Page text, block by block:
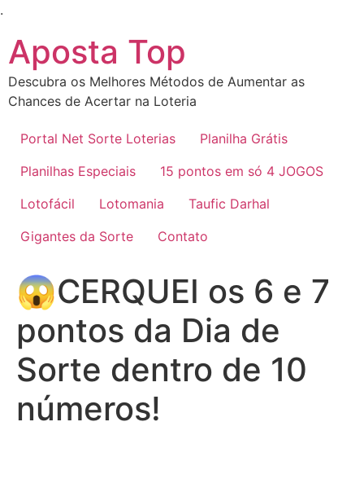
.
conteúdo
Aposta Top
Descubra os Melhores Métodos de Aumentar as
Chances de Acertar na Loteria
Portal Net Sorte Loterias
Planilha Grátis
Planilhas Especiais
15 pontos em só 4 JOGOS
Lotofácil
Lotomania
Taufic Darhal
Gigantes da Sorte
Contato
😱CERQUEI os 6 e 7
pontos da Dia de
Sorte dentro de 10
números!